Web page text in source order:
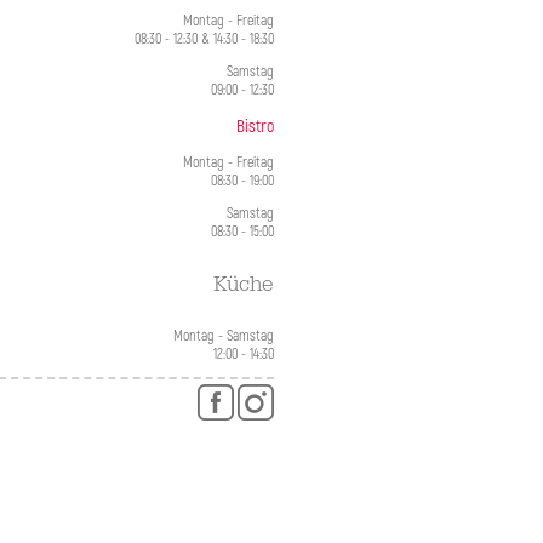
Montag - Freitag
08:30 - 12:30 & 14:30 - 18:30
Samstag
09:00 - 12:30
Bistro
Montag - Freitag
08:30 - 19:00
Samstag
08:30 - 15:00
Küche
Montag - Samstag
12:00 - 14:30